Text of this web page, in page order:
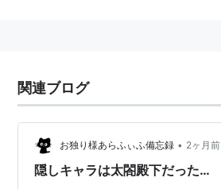
関連ブログ
お独り様あらふぃふ備忘録 • 2ヶ月前
隠しキャラは太閤殿下だった…